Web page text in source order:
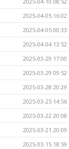
2025-04-05 16:02
2025-04-05 00:33
2025-04-04 13:52
2025-03-29 17:00
2025-03-29 09:52
2025-03-28 20:29
2025-03-25 14:56
2025-03-22 20:08
2025-03-21 20:09
2025-03-15 18:59